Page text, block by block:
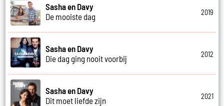
Sasha en Davy
De mooiste dag
2019
Sasha en Davy
Die dag ging nooit voorbij
2012
Sasha en Davy
Dit moet liefde zijn
2021